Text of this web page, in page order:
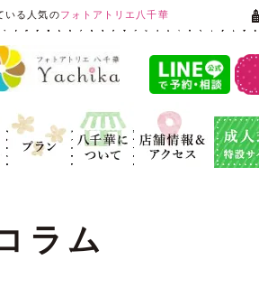
いる人気のフォトアトリエ八千華
プラン
八千華につ
いて
店舗情報＆ア
クセス
成人式
ラム